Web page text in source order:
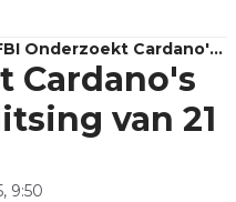
Onderzoekt Cardano's
Splitsing Van 21
Cardano's
van 21
9:50